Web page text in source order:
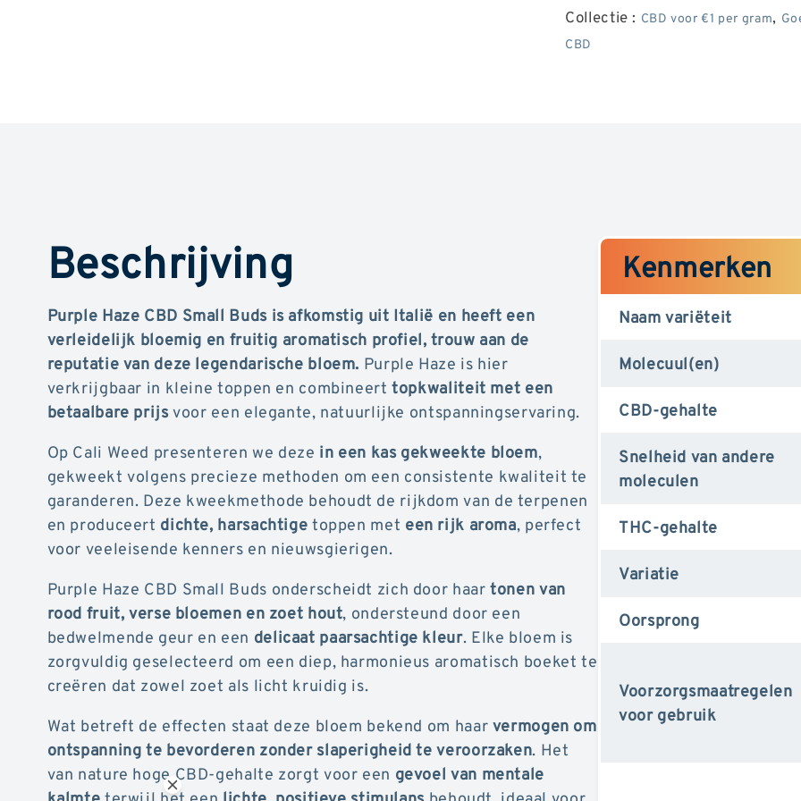
Buds
Buds
Collectie : CBD voor €1 per gram,
CBD
Beschrijving
Purple Haze CBD Small Buds is afkomstig uit Italië en heeft een
verleidelijk bloemig en fruitig aromatisch profiel, trouw aan de
reputatie van deze legendarische bloem. Purple Haze is hier
verkrijgbaar in kleine toppen en combineerttopkwaliteit met een
betaalbare prijsvoor een elegante, natuurlijke ontspanningservaring.
Op Cali Weed presenteren we deze in een kas gekweekte bloem,
gekweekt volgens precieze methoden om een consistente kwaliteit te
garanderen. Deze kweekmethode behoudt de rijkdom van de terpenen
en produceert dichte, harsachtigetoppen met een rijk aroma, perfect
voor veeleisende kenners en nieuwsgierigen.
Purple Haze CBD Small Buds onderscheidt zich door haartonen van
rood fruit, verse bloemen en zoet hout, ondersteund door een
bedwelmende geur en een delicaat paarsachtige kleur. Elke bloem is
zorgvuldig geselecteerd om een diep, harmonieus aromatisch boeket te
creëren dat zowel zoet als licht kruidig is.
Wat betreft de effecten staat deze bloem bekend om haarvermogen om
ontspanning te bevorderen zonder slaperigheid te veroorzaken. Het
van nature hoge CBD-gehalte zorgt voor een gevoel van mentale
Kenmerken
Naam variëteit
Molecuul(en)
CBD-gehalte
Snelheid van andere
moleculen
THC-gehalte
Variatie
Oorsprong
Voorzorgsmaatregelen
voor gebruik